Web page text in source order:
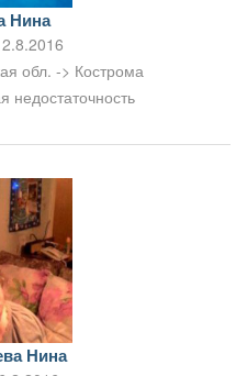
Нина
обл. -> Кострома
недостаточность
Нина